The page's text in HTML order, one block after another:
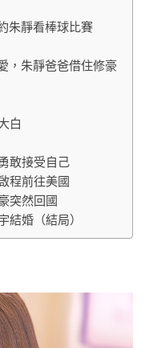
朱靜看棒球比賽
，朱靜爸爸借住修豪
白
敢接受自己
程前往美國
突然回國
結婚（結局）